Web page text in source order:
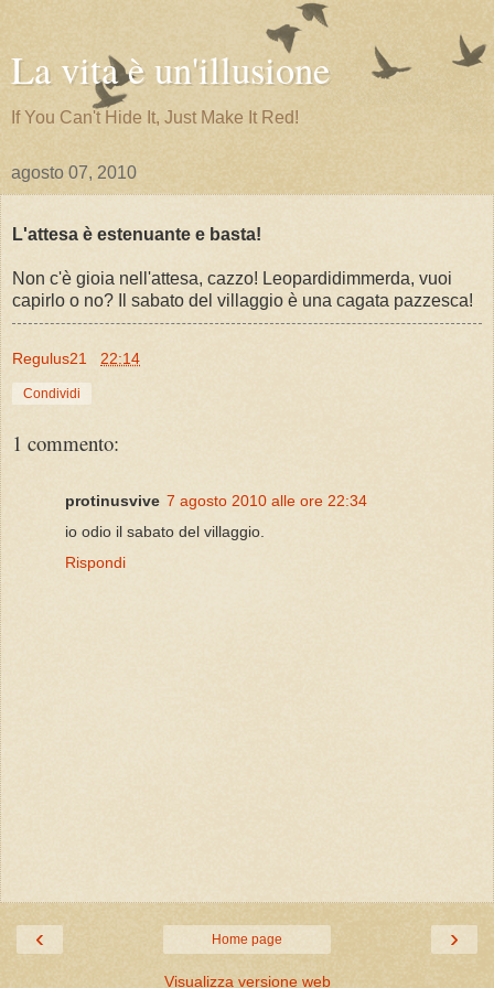
La vita è un'illusione
If You Can't Hide It, Just Make It Red!
agosto 07, 2010
L'attesa è estenuante e basta!
Non c'è gioia nell'attesa, cazzo! Leopardidimmerda, vuoi
capirlo o no? Il sabato del villaggio è una cagata pazzesca!
Regulus21 22:14
Condividi
1 commento:
protinusvive 7 agosto 2010 alle ore 22:34
io odio il sabato del villaggio.
Rispondi
‹ ›
Home page
Visualizza versione web